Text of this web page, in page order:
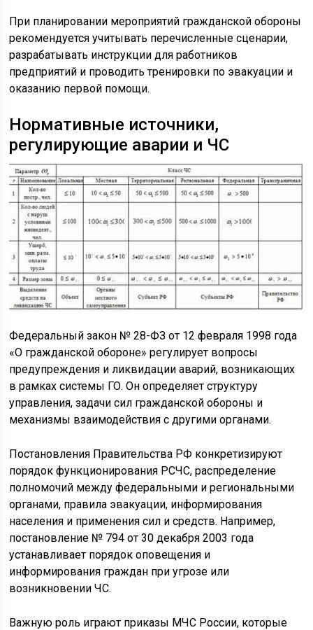
При планировании мероприятий гражданской обороны
рекомендуется учитывать перечисленные сценарии,
разрабатывать инструкции для работников
предприятий и проводить тренировки по эвакуации и
оказанию первой помощи.
Нормативные источники,
регулирующие аварии и ЧС
Федеральный закон № 28-ФЗ от 12 февраля 1998 года
«О гражданской обороне» регулирует вопросы
предупреждения и ликвидации аварий, возникающих
в рамках системы ГО. Он определяет структуру
управления, задачи сил гражданской обороны и
механизмы взаимодействия с другими органами.
Постановления Правительства РФ конкретизируют
порядок функционирования РСЧС, распределение
полномочий между федеральными и региональными
органами, правила эвакуации, информирования
населения и применения сил и средств. Например,
постановление № 794 от 30 декабря 2003 года
устанавливает порядок оповещения и
информирования граждан при угрозе или
возникновении ЧС.
Важную роль играют приказы МЧС России, которые